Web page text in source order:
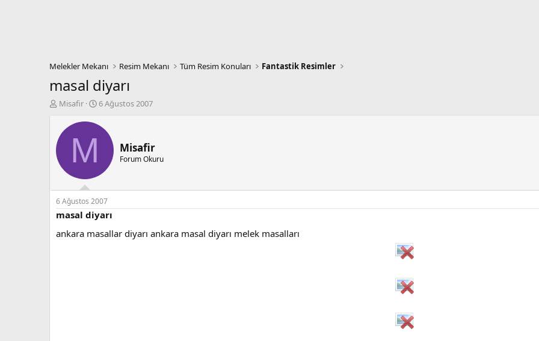
Melekler Mekanı Resim Mekanı Tüm Resim Konuları Fantastik Resimler
masal diyarı
K
b
u
a
ş
l
a
t
Misafir
B
ş
ı
ç
t
a
r
i
6 Ağustos 2007
M Misafir
Forum Okuru
6 Ağustos 2007
masal diyarı
ankara masallar diyarı ankara masal diyarı melek masalları